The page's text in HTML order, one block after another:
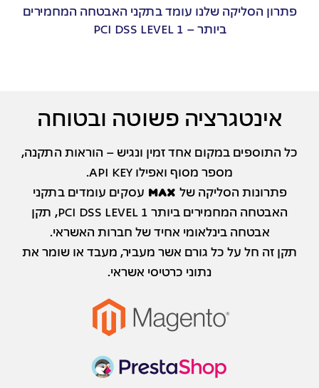
פתרון הסליקה שלנו עומד בתקני האבטחה המחמירים
ביותר – PCI DSS LEVEL 1
אינטגרציה פשוטה ובטוחה
כל התוספים במקום אחד זמין ונגיש – הוראות התקנה,
מספר מסוף ואפילו API KEY.
פתרונות הסליקה של M_A_X עסקים עומדים בתקני
האבטחה המחמירים ביותר PCI DSS LEVEL 1, תקן
אבטחה בינלאומי אחיד של חברות האשראי.
תקן זה חל על כל גורם אשר מעביר, מעבד או שומר את
נתוני כרטיסי אשראי.